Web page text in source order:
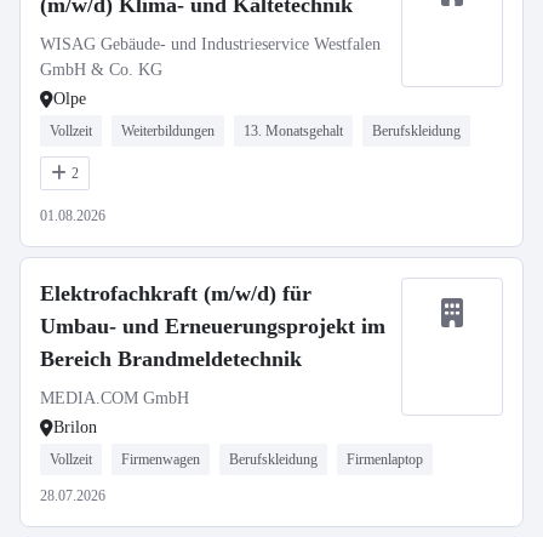
(m/w/d) Klima- und Kältetechnik
WISAG Gebäude- und Industrieservice Westfalen
GmbH & Co. KG
Olpe
Vollzeit Weiterbildungen 13. Monatsgehalt Berufskleidung
2
01.08.2026
Elektrofachkraft (m/w/d) für
Umbau- und Erneuerungsprojekt im
Bereich Brandmeldetechnik
MEDIA.COM GmbH
Brilon
Vollzeit Firmenwagen Berufskleidung Firmenlaptop
28.07.2026